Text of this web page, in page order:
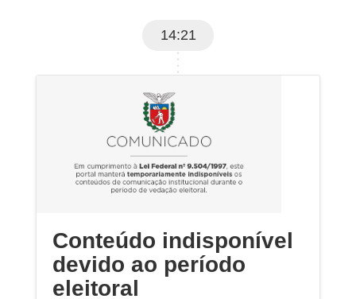
14:21
Conteúdo indisponível
devido ao período
eleitoral